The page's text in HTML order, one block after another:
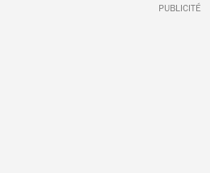
PUBLICITÉ